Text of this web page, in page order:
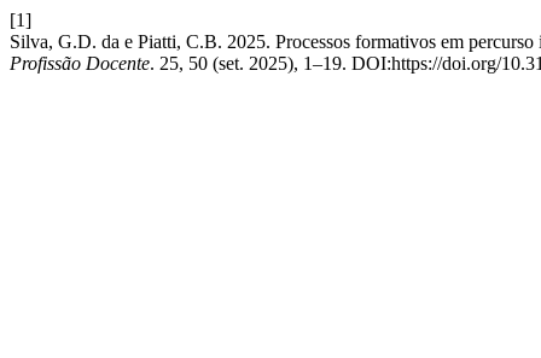
[1]
Silva, G.D. da e Piatti, C.B. 2025. Processos formativos em
Profissão Docente. 25, 50 (set. 2025), 1–19. DOI:https://doi.org/